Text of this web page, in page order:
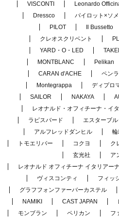
VISCONTI Leonardo
Dressco
パイロット×ソ
PILOT
Il Bussetto
クレオスクリベント
YARD・O・LED
MONTBLANC
Pelikan
CARAN d'ACHE
ペン
Montegrappa
ディプロ
SAILOR
NAKAYA
レオナルド・オフィチーナ・イ
ラピスバード
エスターブル
アルフレッドダンヒル
輪
トモエリバー
コクヨ ク
玄光社
ア
レオナルド オフィチーナ イタリアーナ
ヴィスコンティ
フィッ
グラフフォンファーバーカステル
NAMIKI
CAST JAPAN
モンブラン
ペリカン フ